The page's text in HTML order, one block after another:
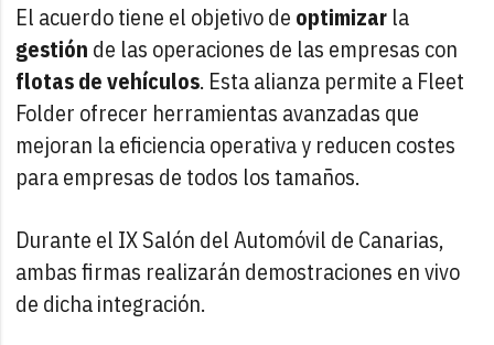
El acuerdo tiene el objetivo de optimizar la
gestión de las operaciones de las empresas con
flotas de vehículos. Esta alianza permite a Fleet
Folder ofrecer herramientas avanzadas que
mejoran la eficiencia operativa y reducen costes
para empresas de todos los tamaños.
Durante el IX Salón del Automóvil de Canarias,
ambas firmas realizarán demostraciones en vivo
de dicha integración.